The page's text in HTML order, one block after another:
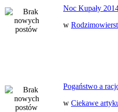
Noc Kupały
w
Pogaństwo a
w Ciekawe